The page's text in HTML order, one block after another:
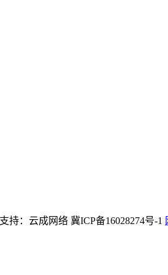
持：云成网络 冀ICP备16028274号-1